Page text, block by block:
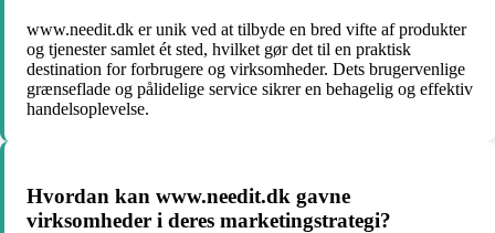
www.needit.dk er unik ved at tilbyde en bred vifte af produkter
og tjenester samlet ét sted, hvilket gør det til en praktisk
destination for forbrugere og virksomheder. Dets brugervenlige
grænseflade og pålidelige service sikrer en behagelig og effektiv
handelsoplevelse.
Hvordan kan www.needit.dk gavne
virksomheder i deres marketingstrategi?